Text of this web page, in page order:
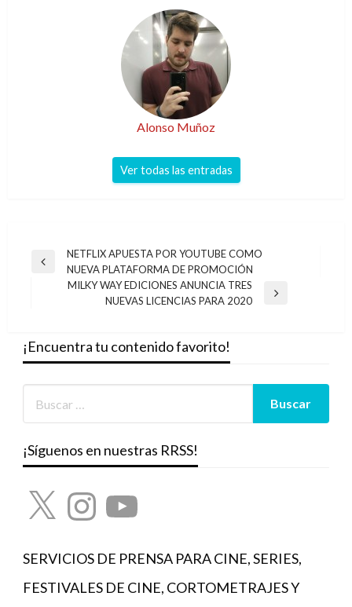
Alonso Muñoz
Ver todas las entradas
Navegación
Entrada
NETFLIX APUESTA POR YOUTUBE COMO
NUEVA PLATAFORMA DE PROMOCIÓN
MILKY WAY EDICIONES ANUNCIA TRES
NUEVAS LICENCIAS PARA 2020
¡Encuentra tu contenido favorito!
¡Síguenos en nuestras RRSS!
X InstagramYouTube
SERVICIOS DE PRENSA PARA CINE, SERIES,
FESTIVALES DE CINE, CORTOMETRAJES Y